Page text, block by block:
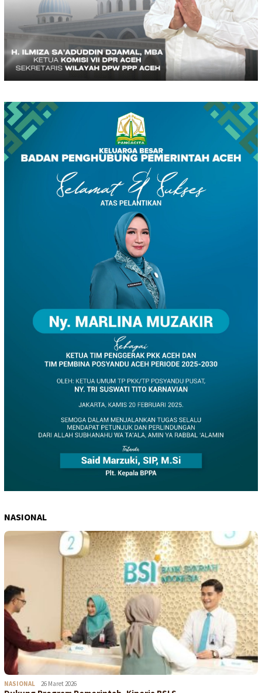
NASIONAL
NASIONAL 26 Maret 2026